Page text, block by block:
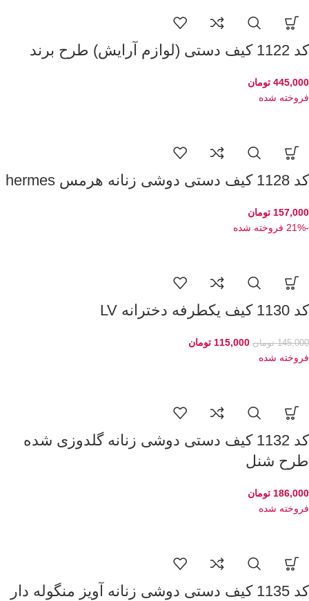
کد 1122 کیف دستی (لوازم آرایش) طرح برند
445,000 تومان
فروخته شده
کد 1128 کیف دستی دوشی زنانه هرمس hermes
157,000 تومان
-21%
فروخته شده
کد 1130 کیف یکطرفه دخترانه LV
145,000 تومان 115,000 تومان
فروخته شده
کد 1132 کیف دستی دوشی زنانه گلدوزی شده
طرح شنل
186,000 تومان
فروخته شده
کد 1135 کیف دستی دوشی زنانه آویز منگوله دار